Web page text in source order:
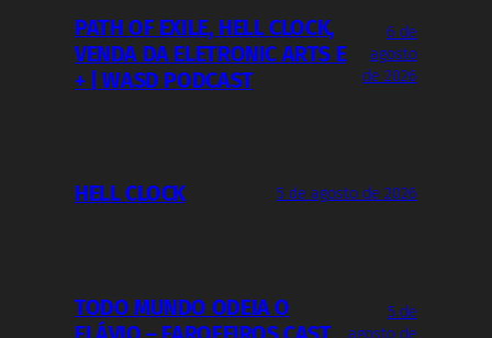
PATH OF EXILE, HELL CLOCK,
VENDA DA ELETRONIC ARTS E
+ | WASD PODCAST
6 de
agosto
de 2026
HELL CLOCK 5 de agosto de 2026
TODO MUNDO ODEIA O
5 de
agosto de